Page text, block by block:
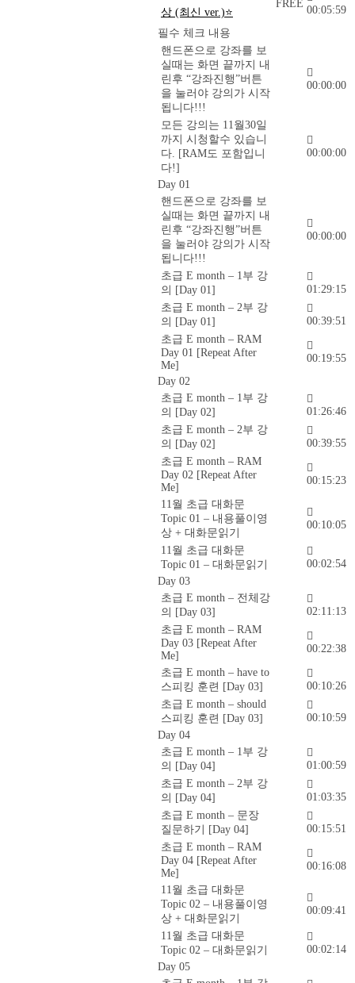
상 (최신 ver.)⭐
FREE
00:05:59
필수 체크 내용
핸드폰으로 강좌를 보
실때는 화면 끝까지 내
린후 “강좌진행”버튼
을 눌러야 강의가 시작
됩니다!!!
00:00:00
모든 강의는 11월30일
까지 시청할수 있습니
다. [RAM도 포함입니
다!]
00:00:00
Day 01
핸드폰으로 강좌를 보
실때는 화면 끝까지 내
린후 “강좌진행”버튼
을 눌러야 강의가 시작
됩니다!!!
00:00:00
초급 E month – 1부 강
의 [Day 01]
01:29:15
초급 E month – 2부 강
의 [Day 01]
00:39:51
초급 E month – RAM
Day 01 [Repeat After
Me]
00:19:55
Day 02
초급 E month – 1부 강
의 [Day 02]
01:26:46
초급 E month – 2부 강
의 [Day 02]
00:39:55
초급 E month – RAM
Day 02 [Repeat After
Me]
00:15:23
11월 초급 대화문
Topic 01 – 내용풀이영
상 + 대화문읽기
00:10:05
11월 초급 대화문
Topic 01 – 대화문읽기
00:02:54
Day 03
초급 E month – 전체강
의 [Day 03]
02:11:13
초급 E month – RAM
Day 03 [Repeat After
Me]
00:22:38
초급 E month – have to
스피킹 훈련 [Day 03]
00:10:26
초급 E month – should
스피킹 훈련 [Day 03]
00:10:59
Day 04
초급 E month – 1부 강
의 [Day 04]
01:00:59
초급 E month – 2부 강
의 [Day 04]
01:03:35
초급 E month – 문장
질문하기 [Day 04]
00:15:51
초급 E month – RAM
Day 04 [Repeat After
Me]
00:16:08
11월 초급 대화문
Topic 02 – 내용풀이영
상 + 대화문읽기
00:09:41
11월 초급 대화문
Topic 02 – 대화문읽기
00:02:14
Day 05